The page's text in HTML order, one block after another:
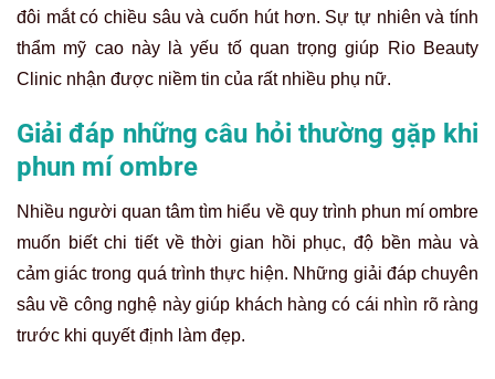
đôi mắt có chiều sâu và cuốn hút hơn. Sự tự nhiên và tính
thẩm mỹ cao này là yếu tố quan trọng giúp Rio Beauty
Clinic nhận được niềm tin của rất nhiều phụ nữ.
Giải đáp những câu hỏi thường gặp khi
phun mí ombre
Nhiều người quan tâm tìm hiểu về quy trình phun mí ombre
muốn biết chi tiết về thời gian hồi phục, độ bền màu và
cảm giác trong quá trình thực hiện. Những giải đáp chuyên
sâu về công nghệ này giúp khách hàng có cái nhìn rõ ràng
trước khi quyết định làm đẹp.